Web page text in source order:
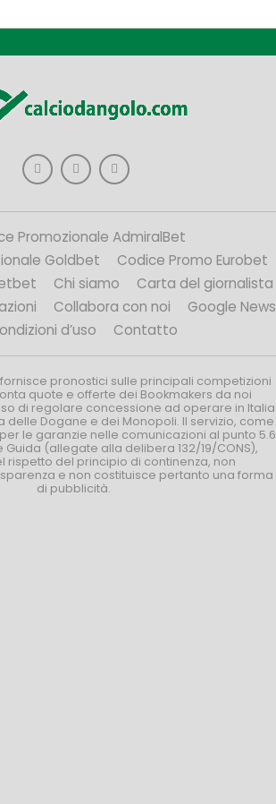
Promozionale AdmiralBet
Goldbet
Codice Promo Eurobet
Chi siamo
Carta del giornalista
Collabora con noi
Google News
d’uso
Contatto
pronostici sulle principali competizioni
quote e offerte dei Bookmakers da noi
di regolare concessione ad operare in Italia
delle Dogane e dei Monopoli. Il servizio, come
le garanzie nelle comunicazioni al punto 5.6
Guida (allegate alla delibera 132/19/CONS),
rispetto del principio di continenza, non
e non costituisce pertanto una forma
di pubblicità.